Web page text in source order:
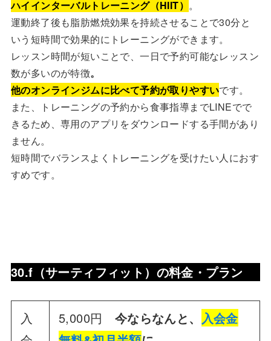
ハイインターバルトレーニング（HIIT） 。
運動終了後も脂肪燃焼効果を持続させることで30分と
いう短時間で効果的にトレーニングができます。
レッスン時間が短いことで、一日で予約可能なレッスン
数が多いのが特徴。
他のオンラインジムに比べて予約が取りやすいです。
また、トレーニングの予約から食事指導までLINEでで
きるため、専用のアプリをダウンロードする手間があり
ません。
短時間でバランスよくトレーニングを受けたい人におす
すめです。
30.f（サーティフィット）の料金・プラン
入
5,000円 今ならなんと、 入会金